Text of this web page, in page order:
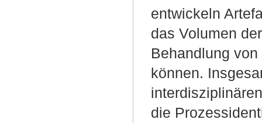
entwickeln
das Volumen
Behandlung
können.
die